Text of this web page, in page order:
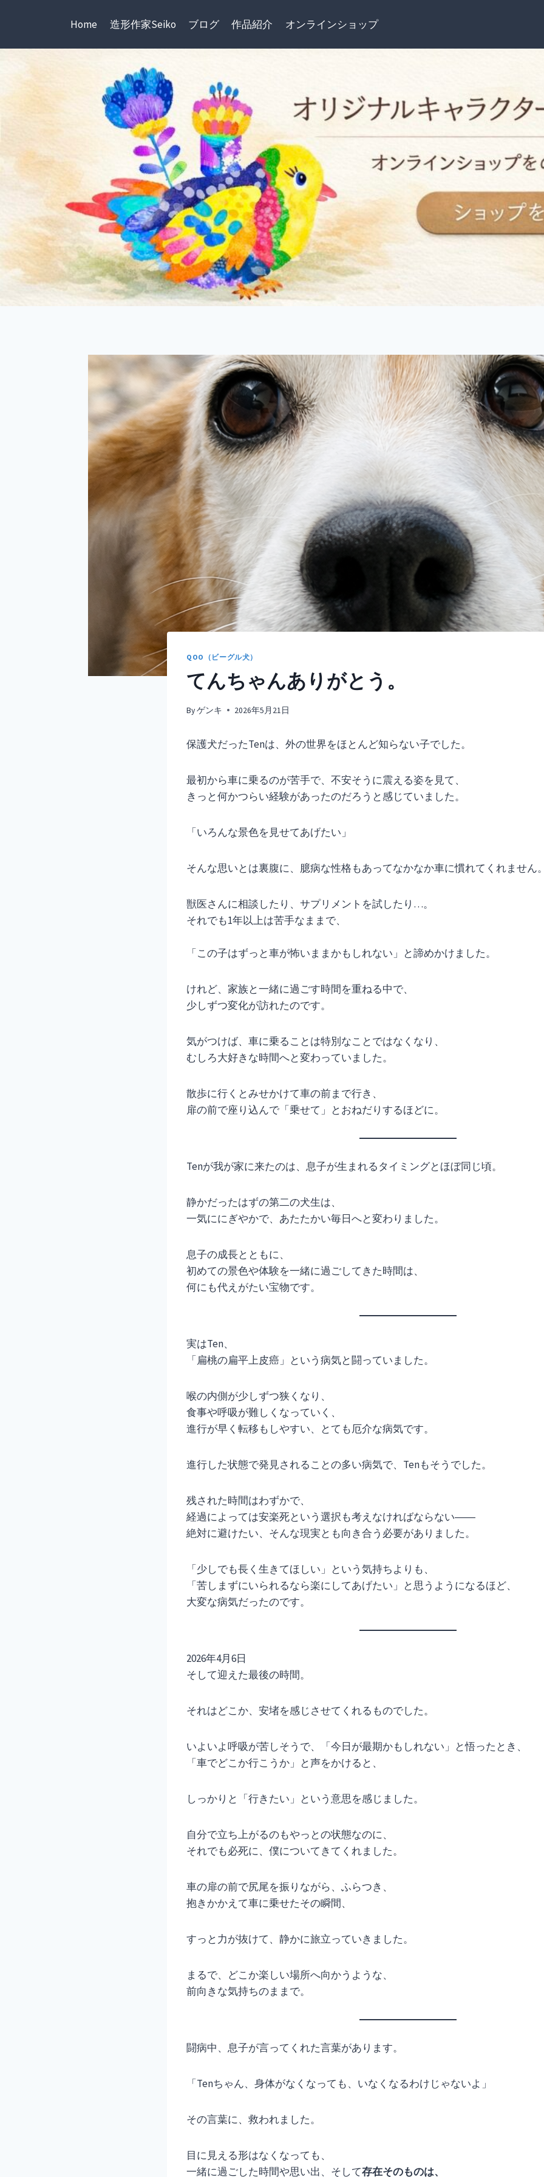
Home 造形作家Seiko ブログ 作品紹介 オンラインショップ
QOO（ビーグル犬）
てんちゃんありがとう。
Byゲンキ 2026年5月21日
保護犬だったTenは、外の世界をほとんど知らない子でした。
最初から車に乗るのが苦手で、不安そうに震える姿を見て、
きっと何かつらい経験があったのだろうと感じていました。
「いろんな景色を見せてあげたい」
そんな思いとは裏腹に、臆病な性格もあってなかなか車に慣れてくれません
獣医さんに相談したり、サプリメントを試したり…。
それでも1年以上は苦手なままで、
「この子はずっと車が怖いままかもしれない」と諦めかけました。
けれど、家族と一緒に過ごす時間を重ねる中で、
少しずつ変化が訪れたのです。
気がつけば、車に乗ることは特別なことではなくなり、
むしろ大好きな時間へと変わっていました。
散歩に行くとみせかけて車の前まで行き、
扉の前で座り込んで「乗せて」とおねだりするほどに。
Tenが我が家に来たのは、息子が生まれるタイミングとほぼ同じ頃。
静かだったはずの第二の犬生は、
一気ににぎやかで、あたたかい毎日へと変わりました。
息子の成長とともに、
初めての景色や体験を一緒に過ごしてきた時間は、
何にも代えがたい宝物です。
実はTen、
「扁桃の扁平上皮癌」という病気と闘っていました。
喉の内側が少しずつ狭くなり、
食事や呼吸が難しくなっていく、
進行が早く転移もしやすい、とても厄介な病気です。
進行した状態で発見されることの多い病気で、Tenもそうでした。
残された時間はわずかで、
経過によっては安楽死という選択も考えなければならない――
絶対に避けたい、そんな現実とも向き合う必要がありました。
「少しでも長く生きてほしい」という気持ちよりも、
「苦しまずにいられるなら楽にしてあげたい」と思うようになるほど、
大変な病気だったのです。
2026年4月6日
そして迎えた最後の時間。
それはどこか、安堵を感じさせてくれるものでした。
いよいよ呼吸が苦しそうで、「今日が最期かもしれない」と悟ったとき、
「車でどこか行こうか」と声をかけると、
しっかりと「行きたい」という意思を感じました。
自分で立ち上がるのもやっとの状態なのに、
それでも必死に、僕についてきてくれました。
車の扉の前で尻尾を振りながら、ふらつき、
抱きかかえて車に乗せたその瞬間、
すっと力が抜けて、静かに旅立っていきました。
まるで、どこか楽しい場所へ向かうような、
前向きな気持ちのままで。
闘病中、息子が言ってくれた言葉があります。
「Tenちゃん、身体がなくなっても、いなくなるわけじゃないよ」
その言葉に、救われました。
目に見える形はなくなっても、
一緒に過ごした時間や思い出、そして存在そのものは、